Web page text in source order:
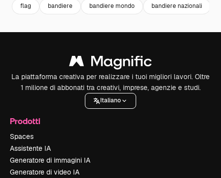
flag bandiere bandiere mondo bandiere nazionali
La piattaforma creativa per realizzare i tuoi migliori lavori. Oltre
1 milione di abbonati tra creativi, imprese, agenzie e studi.
Italiano
Prodotti
Spaces
Assistente IA
Generatore di immagini IA
Generatore di video IA